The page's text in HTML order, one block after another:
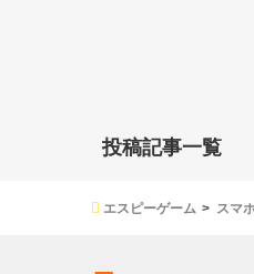
投稿記事一覧
エスピーゲーム スマ